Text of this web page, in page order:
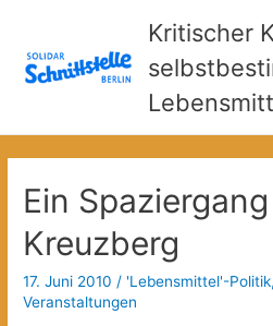
Kritischer
Ein
Kreuzberg
17. Juni 2010 / 'Lebensmittel'-Politik
Veranstaltungen